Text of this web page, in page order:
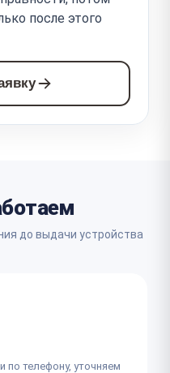
после этого
до выдачи устройства
по телефону, уточняем